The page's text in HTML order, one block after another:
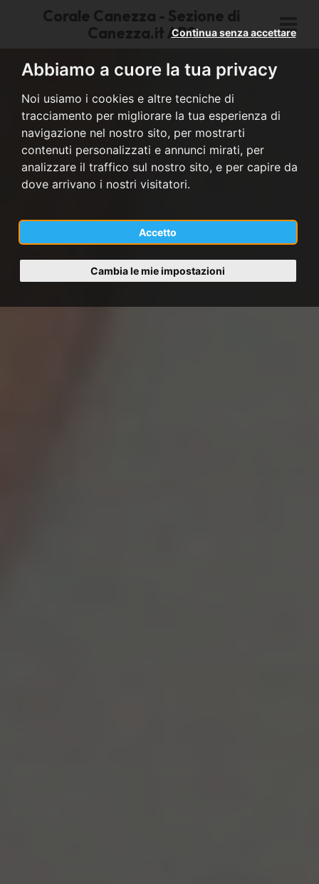
Abbiamo a cuore la tua privacy
Noi usiamo i cookies e altre tecniche di
tracciamento per migliorare la tua esperienza di
navigazione nel nostro sito, per mostrarti
contenuti personalizzati e annunci mirati, per
analizzare il traffico sul nostro sito, e per capire da
dove arrivano i nostri visitatori.
Accetto
Continua senza accettare
Cambia le mie impostazioni
Corale Canezza - Sezione di
Canezza.it APS